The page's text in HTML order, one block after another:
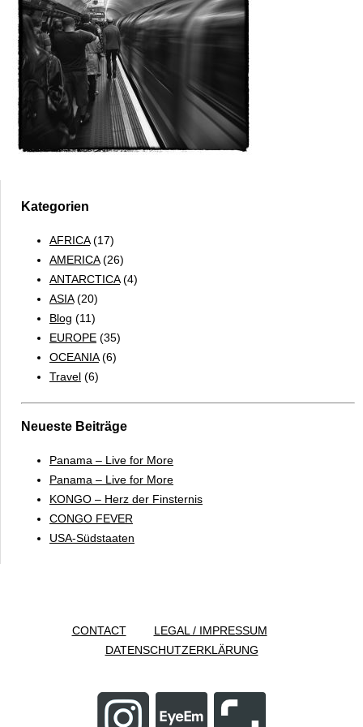
Kategorien
AFRICA(17)
AMERICA(26)
ANTARCTICA(4)
ASIA(20)
Blog (11)
EUROPE (35)
OCEANIA(6)
Travel (6)
Neueste Beiträge
Panama – Live for More
Panama – Live for More
KONGO – Herz der Finsternis
CONGO FEVER
USA-Südstaaten
CONTACT
LEGAL / IMPRESSUM
DATENSCHUTZERKLÄRUNG